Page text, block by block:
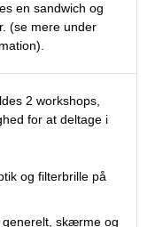
en sandwich og
(se mere under
2 workshops,
for at deltage i
og filterbrille på
skærme og